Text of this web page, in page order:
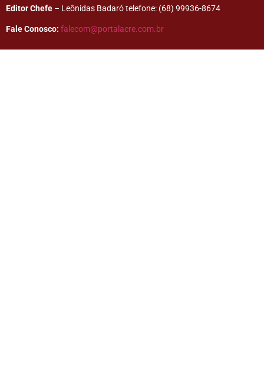
Editor Chefe – Leônidas Badaró telefone: (68) 99936-8674
Fale Conosco: falecom@portalacre.com.br